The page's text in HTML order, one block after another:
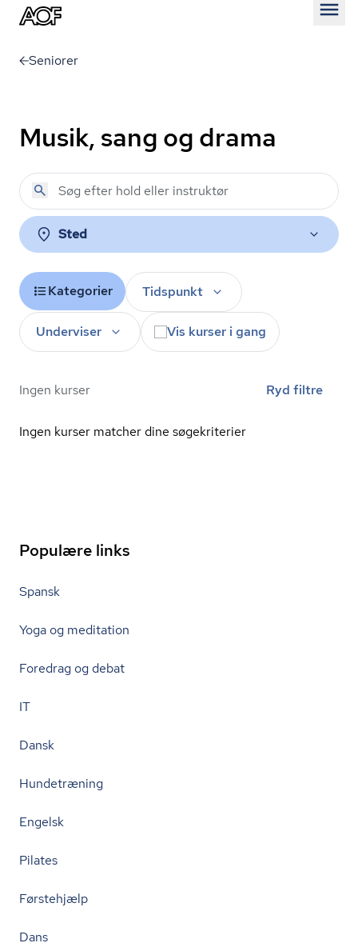
Seniorer
Musik, sang og drama
Sted
Kategorier Tidspunkt
Underviser Vis kurser i gang
Ingen kurser Ryd filtre
Ingen kurser matcher dine søgekriterier
Populære links
Spansk
Yoga og meditation
Foredrag og debat
IT
Dansk
Hundetræning
Engelsk
Pilates
Førstehjælp
Dans